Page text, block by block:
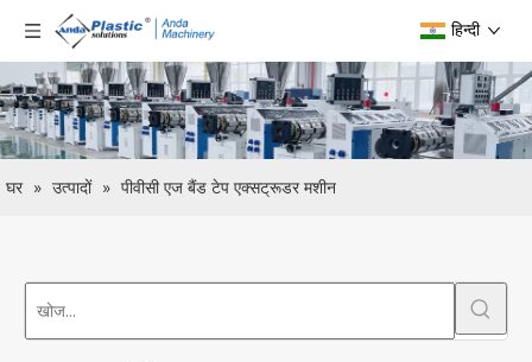
हिन्दी
घर » उत्पादों » पीवीसी एज बैंड टेप एक्सट्रूडर मशीन